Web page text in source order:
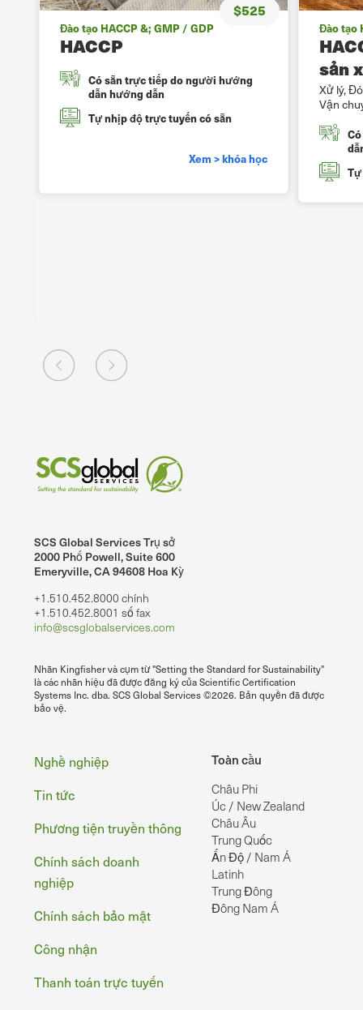
$525
Đào tạo HACCP &; GMP / GDP
HACCP
Có sẵn trực tiếp do người hướng
dẫn hướng dẫn
Tự nhịp độ trực tuyến có sẵn
Xem > khóa học
Đào tạo
sản
Xử lý,
Vận
SCS Global Services Trụ sở
2000 Phố Powell, Suite 600
Emeryville, CA 94608 Hoa Kỳ
+1.510.452.8000 chính
+1.510.452.8001 số fax
info@scsglobalservices.com
Nhãn Kingfisher và cụm từ "Setting the Standard for Sustainability"
là các nhãn hiệu đã được đăng ký của Scientific Certification
Systems Inc. dba. SCS Global Services ©2026. Bản quyền đã được
bảo vệ.
Toàn cầu
Châu Phi
Úc / New Zealand
Châu Âu
Trung Quốc
Ấn Độ / Nam Á
Latinh
Trung Đông
Đông Nam Á
Chân
Nghề nghiệp
Tin tức
Phương tiện truyền thông
Chính sách doanh
nghiệp
Chính sách bảo mật
Công nhận
Thanh toán trực tuyến